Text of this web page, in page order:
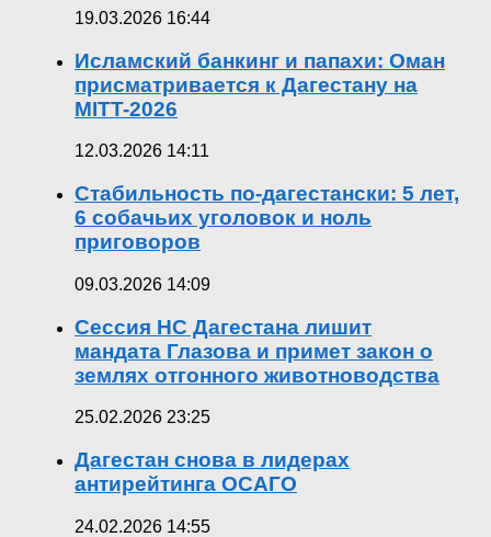
19.03.2026 16:44
Исламский банкинг и папахи: Оман
присматривается к Дагестану на
MITT-2026
12.03.2026 14:11
Стабильность по-дагестански: 5 лет,
6 собачьих уголовок и ноль
приговоров
09.03.2026 14:09
Сессия НС Дагестана лишит
мандата Глазова и примет закон о
землях отгонного животноводства
25.02.2026 23:25
Дагестан снова в лидерах
антирейтинга ОСАГО
24.02.2026 14:55